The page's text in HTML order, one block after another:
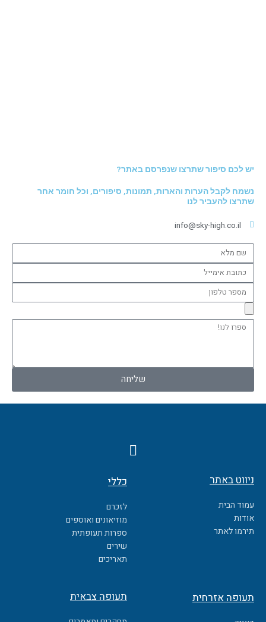
יש לכם סיפור שתרצו שנפרסם באתר?
נשמח לקבל הערות והארות, תמונות, סיפורים, וכל חומר אחר
שתרצו להעביר לנו
info@sky-high.co.il
שם
מלא
כתובת
אימייל
מספר
טלפון
ספרו
שליחה
F
a
e
b
o
o
k
ניווט באתר
עמוד הבית
אודות
תירמו לאתר
כללי
לזכרם
מוזיאונים ואוספים
ספרות תעופתית
שירים
תאריכים
תעופה אזרחית תעופה צבאית